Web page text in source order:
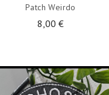
Patch Weirdo
8,00 €